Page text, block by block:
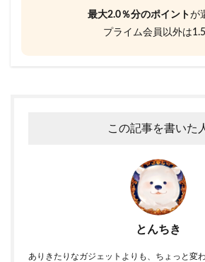
最大2.0％分のポイントが
プライム会員以外は
この記事を書いた
とんちき
ありきたりなガジェットよりも、ちょっと変